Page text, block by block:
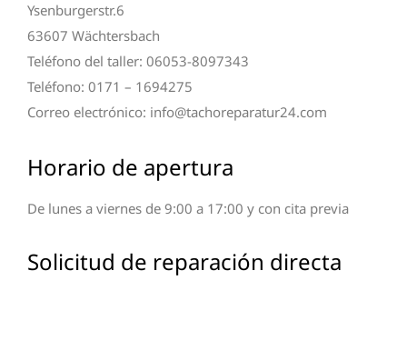
Ysenburgerstr.6
63607 Wächtersbach
Teléfono del taller: 06053-8097343
Teléfono: 0171 – 1694275
Correo electrónico: info@tachoreparatur24.com
Horario de apertura
De lunes a viernes de 9:00 a 17:00 y con cita previa
Solicitud de reparación directa